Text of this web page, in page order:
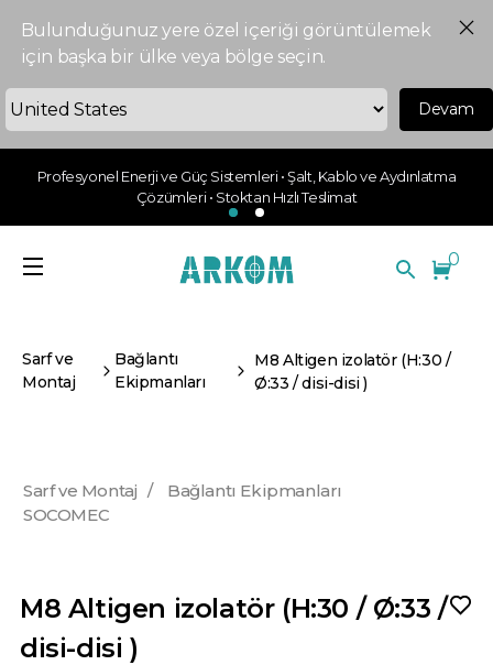
Bulunduğunuz yere özel içeriği görüntülemek
için başka bir ülke veya bölge seçin.
Devam
Profesyonel Enerji ve Güç Sistemleri • Şalt, Kablo ve Aydınlatma
Çözümleri • Stoktan Hızlı Teslimat
0
Sarf ve
Montaj
Bağlantı
Ekipmanları
M8 Altigen izolatör (H:30 /
Ø:33 / disi-disi )
Sarf ve Montaj /
Bağlantı Ekipmanları
SOCOMEC
M8 Altigen izolatör (H:30 / Ø:33 /
disi-disi )